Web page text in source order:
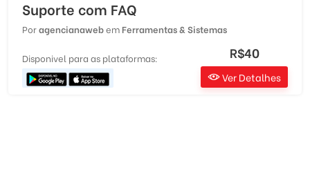
Suporte com FAQ
PoragencianawebemFerramentas & Sistemas
Disponivel para as plataformas: R$40
Ver Detalhes